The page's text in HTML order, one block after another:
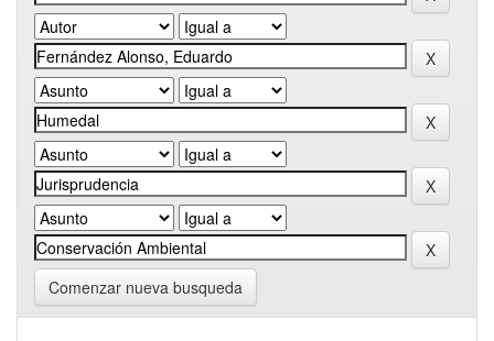
Comenzar nueva busqueda